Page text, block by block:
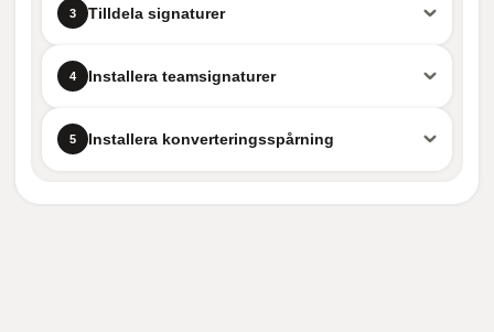
3 Tilldela signaturer
4 Installera teamsignaturer
5 Installera konverteringsspårning